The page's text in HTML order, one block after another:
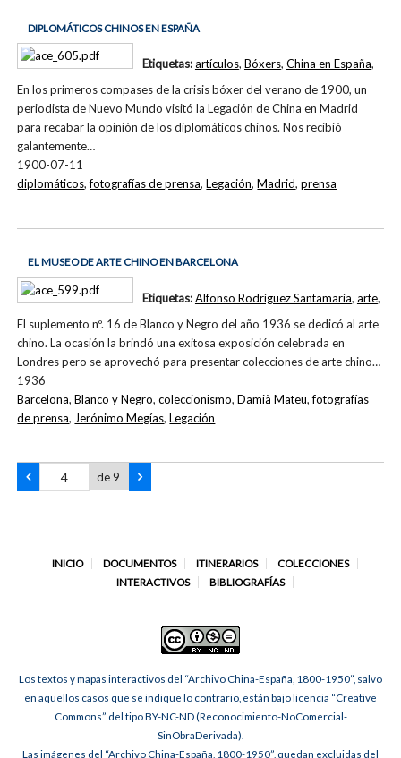
DIPLOMÁTICOS CHINOS EN ESPAÑA
En los primeros compases de la crisis bóxer del verano de 1900, un
periodista de Nuevo Mundo visitó la Legación de China en Madrid
para recabar la opinión de los diplomáticos chinos. Nos recibió
galantemente…
1900-07-11
Etiquetas:artículos, Bóxers, China en España,
diplomáticos,fotografías de prensa,Legación,Madrid,prensa
EL MUSEO DE ARTE CHINO EN BARCELONA
El suplemento nº. 16 de Blanco y Negro del año 1936 se dedicó al arte
chino. La ocasión la brindó una exitosa exposición celebrada en
Londres pero se aprovechó para presentar colecciones de arte chino…
1936
Etiquetas:Alfonso Rodríguez Santamaría, arte,
Barcelona,Blanco y Negro,coleccionismo,Damià Mateu,fotografías
de prensa, Jerónimo Megías,Legación
de 9
INICIO DOCUMENTOS ITINERARIOS
COLECCIONES
INTERACTIVOS
BIBLIOGRAFÍAS
Los textos y mapas interactivos del “Archivo China-España, 1800-1950”, salvo
en aquellos casos que se indique lo contrario, están bajo licencia “Creative
Commons” del tipo BY-NC-ND (Reconocimiento-NoComercial-
SinObraDerivada).
Las imágenes del “Archivo China-España, 1800-1950”, quedan excluidas del